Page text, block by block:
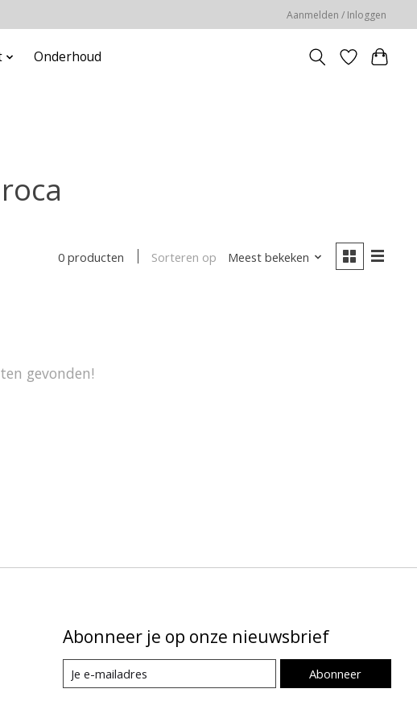
Aanmelden / Inloggen
Onderhoud
0 producten Sorteren op Meest bekeken
gevonden!
Abonneer je op onze nieuwsbrief
Abonneer